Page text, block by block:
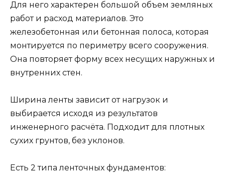
Для него характерен большой объем земляных
работ и расход материалов. Это
железобетонная или бетонная полоса, которая
монтируется по периметру всего сооружения.
Она повторяет форму всех несущих наружных и
внутренних стен.
Ширина ленты зависит от нагрузок и
выбирается исходя из результатов
инженерного расчёта. Подходит для плотных
сухих грунтов, без уклонов.
Есть 2 типа ленточных фундаментов: